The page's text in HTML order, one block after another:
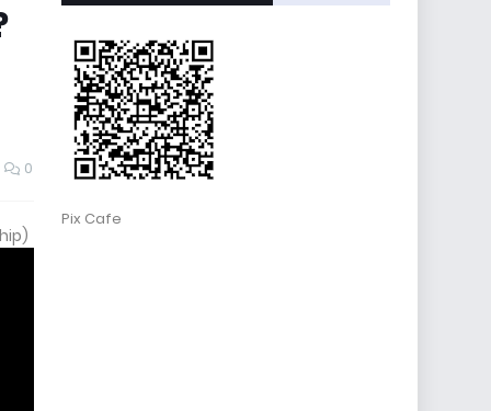
0
Pix Cafe